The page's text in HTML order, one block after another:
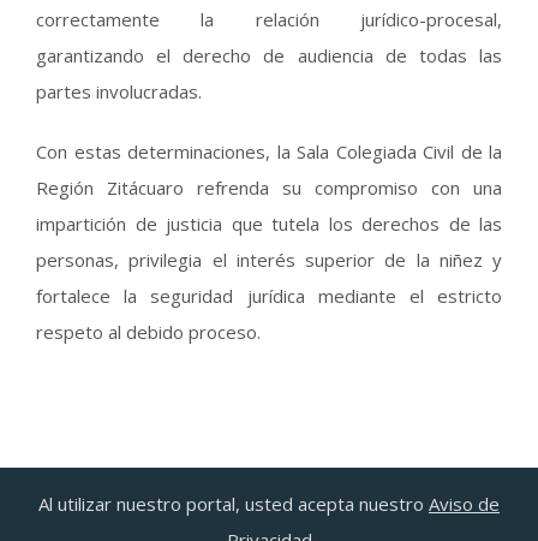
correctamente la relación jurídico-procesal,
garantizando el derecho de audiencia de todas las
partes involucradas.
Con estas determinaciones, la Sala Colegiada Civil de la
Región Zitácuaro refrenda su compromiso con una
impartición de justicia que tutela los derechos de las
personas, privilegia el interés superior de la niñez y
fortalece la seguridad jurídica mediante el estricto
respeto al debido proceso.
Al utilizar nuestro portal, usted acepta nuestro Aviso de